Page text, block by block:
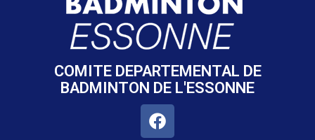
COMITE DEPARTEMENTAL DE
BADMINTON DE L'ESSONNE